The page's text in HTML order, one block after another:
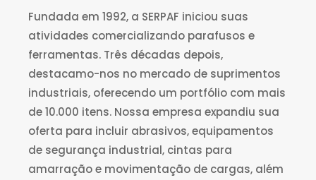
Fundada em 1992, a SERPAF iniciou suas
atividades comercializando parafusos e
ferramentas. Três décadas depois,
destacamo-nos no mercado de suprimentos
industriais, oferecendo um portfólio com mais
de 10.000 itens. Nossa empresa expandiu sua
oferta para incluir abrasivos, equipamentos
de segurança industrial, cintas para
amarração e movimentação de cargas, além